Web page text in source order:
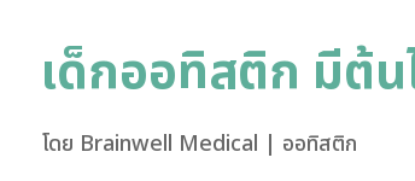
เด็กออทิสติก มีต้
โดย Brainwell Medical | ออทิสติก